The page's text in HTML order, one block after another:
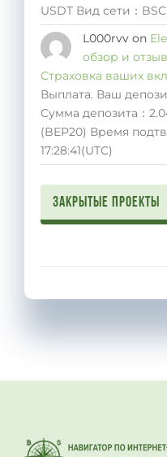
USDT Вид сети：
L000rvv on
обзор и
Страховка ваших
Выплата. Ваш
Сумма депозита：
(BEP20) Время
17:28:41(UTC)
Закрытые проекты